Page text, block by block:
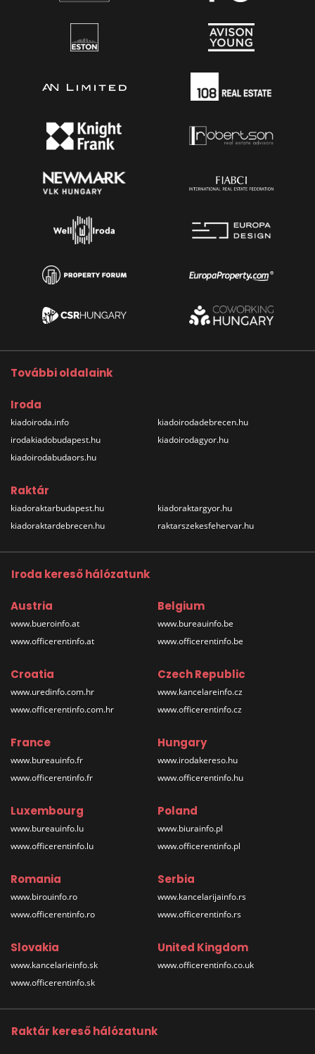
További oldalaink
Iroda
kiadoiroda.info
irodakiadobudapest.hu
kiadoirodabudaors.hu
kiadoirodadebrecen.hu
kiadoirodagyor.hu
Raktár
kiadoraktarbudapest.hu
kiadoraktardebrecen.hu
kiadoraktargyor.hu
raktarszekesfehervar.hu
Iroda kereső hálózatunk
Austria
www.bueroinfo.at
www.officerentinfo.at
Belgium
www.bureauinfo.be
www.officerentinfo.be
Croatia
www.uredinfo.com.hr
www.officerentinfo.com.hr
Czech Republic
www.kancelareinfo.cz
www.officerentinfo.cz
France
www.bureauinfo.fr
www.officerentinfo.fr
Hungary
www.irodakereso.hu
www.officerentinfo.hu
Luxembourg
www.bureauinfo.lu
www.officerentinfo.lu
Poland
www.biurainfo.pl
www.officerentinfo.pl
Romania
www.birouinfo.ro
www.officerentinfo.ro
Serbia
www.kancelarijainfo.rs
www.officerentinfo.rs
Slovakia
www.kancelarieinfo.sk
www.officerentinfo.sk
United Kingdom
www.officerentinfo.co.uk
Raktár kereső hálózatunk